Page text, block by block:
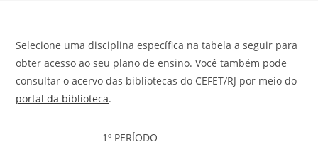
Selecione uma disciplina específica na tabela a seguir para
obter acesso ao seu plano de ensino. Você também pode
consultar o acervo das bibliotecas do CEFET/RJ por meio do
portal da biblioteca.
1º PERÍODO